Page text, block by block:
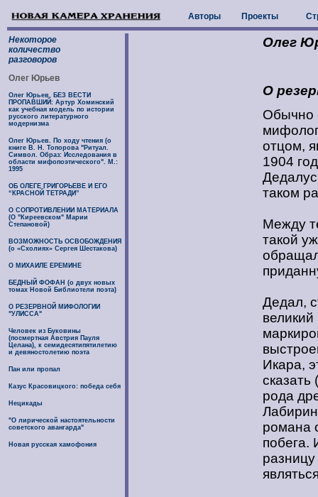
Авторы Проекты
Некоторое
количество
разговоров
Олег Юрьев
Олег Юрьев. БЕЗ ВЕСТИ
ПРОПАВШИЙ: Артур Хоминский
как учебная модель по истории
русского литературного
модернизма
Олег Юрьев. По ходу чтения (о
книге В. Н. Топорова "Ритуал.
Символ. Образ: Исследования в
области мифопоэтического". М.:
1995
ОБ ОЛЕГЕ ГРИГОРЬЕВЕ И ЕГО
“КРАСНОЙ ТЕТРАДИ”
О СОПРОТИВЛЕНИИ МАТЕРИАЛА
(О "Киреевском" Марии
Степановой)
ВОЗМОЖНОСТЬ ОСВОБОЖДЕНИЯ
(о «Схолиях» Сергея Шестакова)
О МИХАИЛЕ ЕРЕМИНЕ
БЕДНЫЙ ФОФАН (о двух новых
томах Новой Библиотели поэта)
О РЕЗЕРВНОЙ МИФОЛОГИИ
"УЛИССА"
Человек из Буковины
(посмертная Австрия Пауля
Целана), к семидесятипятилетию
и девяностолетию поэта
Пан или пропал
Казус Красовицкого: победа себя
Нецикады
"О лирической настоятельности
советского авангарда"
Новая русская хамофония
Олег
О
Обычно
отцом,
1904
таком
Между
такой
Дедал,
Икара,
сказать
рода
романа
побега.